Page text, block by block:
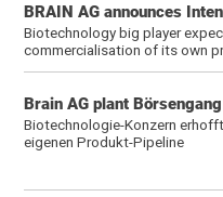
BRAIN AG announces
Biotechnology big player
commercialisation of its own
Brain AG plant Börsengang
Biotechnologie-Konzern
eigenen Produkt-Pipeline